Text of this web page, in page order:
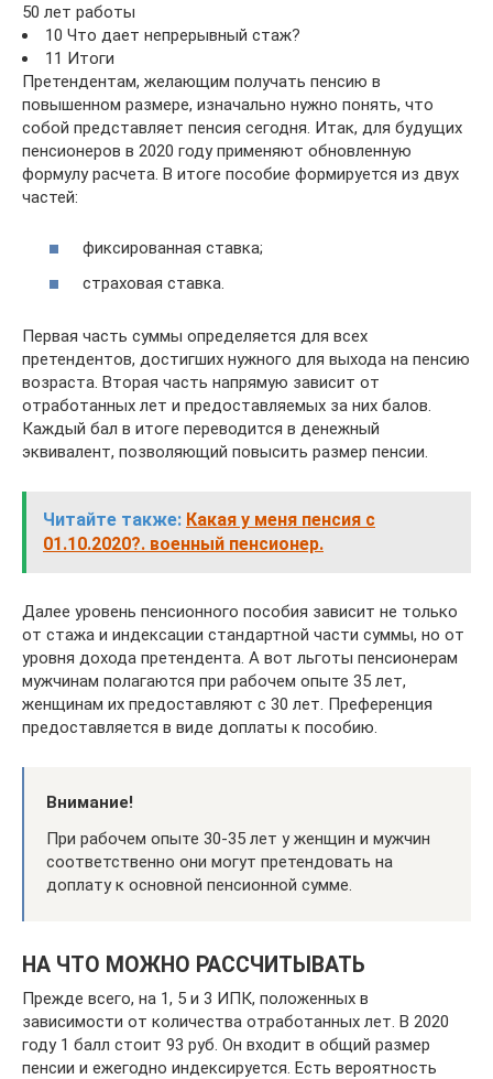
50 лет работы
10 Что дает непрерывный стаж?
11 Итоги
Претендентам, желающим получать пенсию в
повышенном размере, изначально нужно понять, что
собой представляет пенсия сегодня. Итак, для будущих
пенсионеров в 2020 году применяют обновленную
формулу расчета. В итоге пособие формируется из двух
частей:
фиксированная ставка;
страховая ставка.
Первая часть суммы определяется для всех
претендентов, достигших нужного для выхода на пенсию
возраста. Вторая часть напрямую зависит от
отработанных лет и предоставляемых за них балов.
Каждый бал в итоге переводится в денежный
эквивалент, позволяющий повысить размер пенсии.
Читайте также: Какая у меня пенсия с
01.10.2020?. военный пенсионер.
Далее уровень пенсионного пособия зависит не только
от стажа и индексации стандартной части суммы, но от
уровня дохода претендента. А вот льготы пенсионерам
мужчинам полагаются при рабочем опыте 35 лет,
женщинам их предоставляют с 30 лет. Преференция
предоставляется в виде доплаты к пособию.
Внимание!
При рабочем опыте 30-35 лет у женщин и мужчин
соответственно они могут претендовать на
доплату к основной пенсионной сумме.
НА ЧТО МОЖНО РАССЧИТЫВАТЬ
Прежде всего, на 1, 5 и 3 ИПК, положенных в
зависимости от количества отработанных лет. В 2020
году 1 балл стоит 93 руб. Он входит в общий размер
пенсии и ежегодно индексируется. Есть вероятность